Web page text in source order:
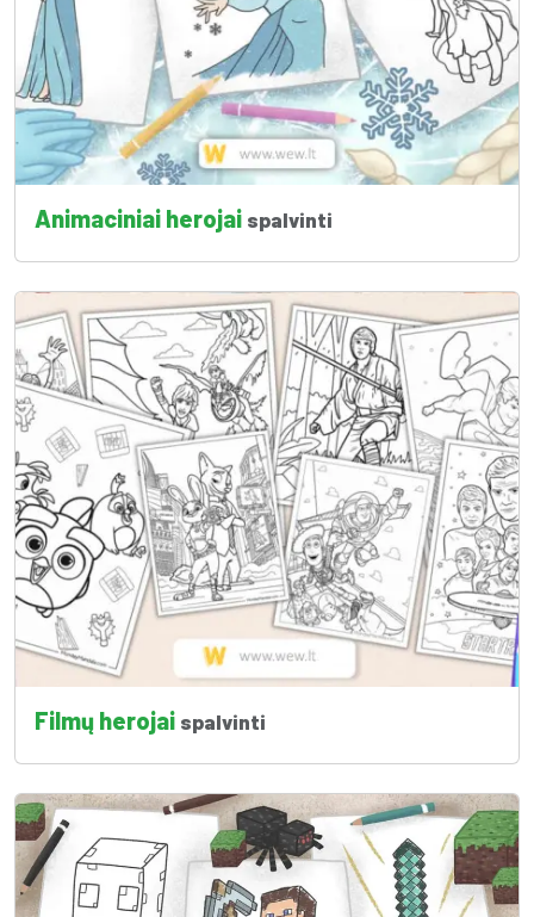
Animaciniai herojai spalvinti
Filmų herojai spalvinti